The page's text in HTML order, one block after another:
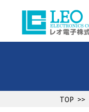
TOP >>